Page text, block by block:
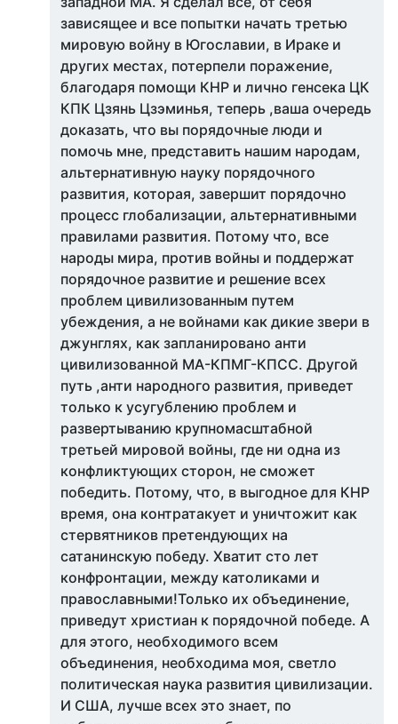
зависящее и все попытки начать третью
мировую войну в Югославии, в Ираке и
других местах, потерпели поражение,
благодаря помощи КНР и лично генсека ЦК
КПК Цзянь Цзэминья, теперь ,ваша очередь
доказать, что вы порядочные люди и
помочь мне, представить нашим народам,
альтернативную науку порядочного
развития, которая, завершит порядочно
процесс глобализации, альтернативными
правилами развития. Потому что, все
народы мира, против войны и поддержат
порядочное развитие и решение всех
проблем цивилизованным путем
убеждения, а не войнами как дикие звери в
джунглях, как запланировано анти
цивилизованной МА-КПМГ-КПСС. Другой
путь ,анти народного развития, приведет
только к усугублению проблем и
развертыванию крупномасштабной
третьей мировой войны, где ни одна из
конфликтующих сторон, не сможет
победить. Потому, что, в выгодное для КНР
время, она контратакует и уничтожит как
стервятников претендующих на
сатанинскую победу. Хватит сто лет
конфронтации, между католиками и
православными!Только их объединение,
приведут христиан к порядочной победе. А
для этого, необходимого всем
объединения, необходима моя, светло
политическая наука развития цивилизации.
И США, лучше всех это знает, по